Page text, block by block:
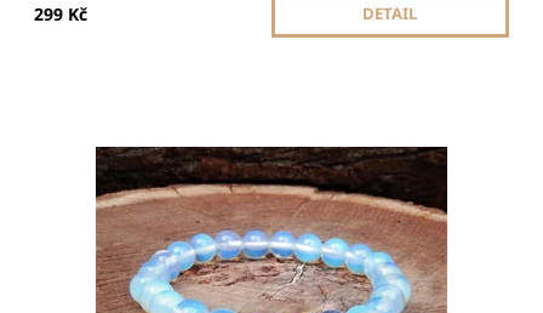
299 Kč
DETAIL
Opalit posiluje klid, intuici a duševní rovnováhu. Pomáhá
při emoční harmonii, zklidňuje mysl a podporuje vnitřní
stabilitu.
Dostupnost:
Skladem